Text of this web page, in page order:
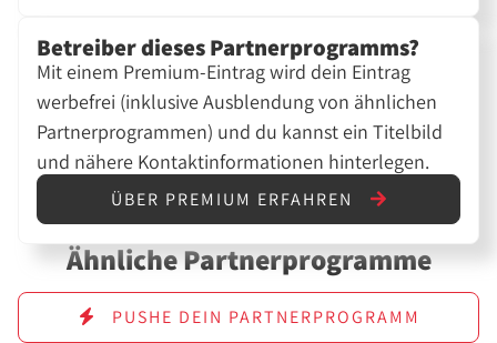
Betreiber dieses Partnerprogramms?
Mit einem Premium-Eintrag wird dein Eintrag
werbefrei (inklusive Ausblendung von ähnlichen
Partnerprogrammen) und du kannst ein Titelbild
und nähere Kontaktinformationen hinterlegen.
ÜBER PREMIUM ERFAHREN
Ähnliche Partnerprogramme
PUSHE DEIN PARTNERPROGRAMM